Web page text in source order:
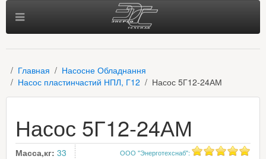
Главная
Насосне Обладнання
Насос пластинчастий НПЛ, Г12
Насос 5Г12-24АМ
Насос 5Г12-24АМ
ООО "Энерготехснаб":
Масса,кг: 33